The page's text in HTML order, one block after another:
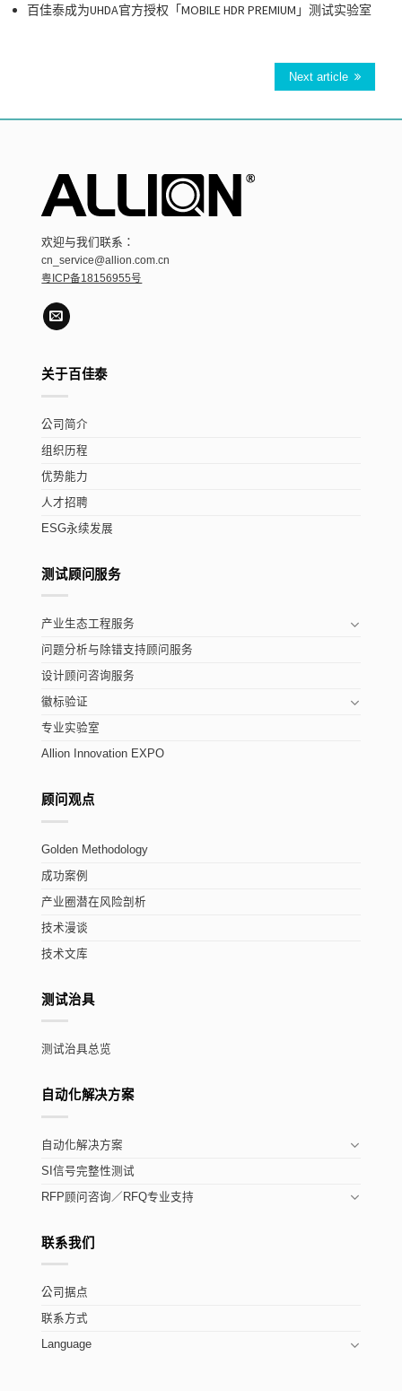
百佳泰成为UHDA官方授权「MOBILE HDR PREMIUM」测试实验室
Next article
欢迎与我们联系：
cn_service@allion.com.cn
粤ICP备18156955号
关于百佳泰
公司简介
组织历程
优势能力
人才招聘
ESG永续发展
测试顾问服务
产业生态工程服务
问题分析与除错支持顾问服务
设计顾问咨询服务
徽标验证
专业实验室
Allion Innovation EXPO
顾问观点
Golden Methodology
成功案例
产业圈潜在风险剖析
技术漫谈
技术文库
测试治具
测试治具总览
自动化解决方案
自动化解决方案
SI信号完整性测试
RFP顾问咨询／RFQ专业支持
联系我们
公司据点
联系方式
Language